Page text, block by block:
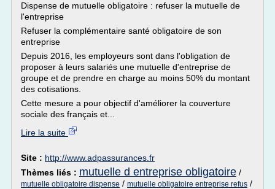
Dispense de mutuelle obligatoire : refuser la mutuelle de
l'entreprise
Refuser la complémentaire santé obligatoire de son
entreprise
Depuis 2016, les employeurs sont dans l'obligation de
proposer à leurs salariés une mutuelle d'entreprise de
groupe et de prendre en charge au moins 50% du montant
des cotisations.
Cette mesure a pour objectif d'améliorer la couverture
sociale des français et...
Lire la suite
Site : http://www.adpassurances.fr
Thèmes liés : mutuelle d entreprise obligatoire /
mutuelle obligatoire dispense / mutuelle obligatoire entreprise refus /